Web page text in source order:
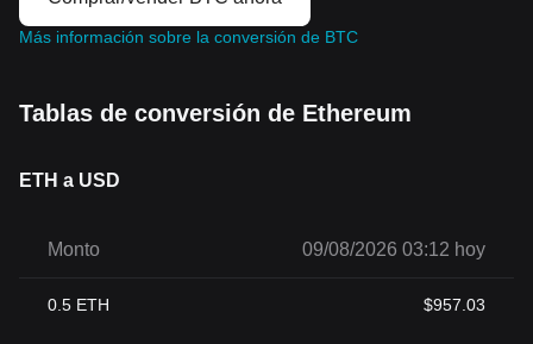
Más información sobre la conversión de BTC
Tablas de conversión de Ethereum
ETH a USD
Monto 09/08/2026 03:12 hoy
0.5 ETH $957.03